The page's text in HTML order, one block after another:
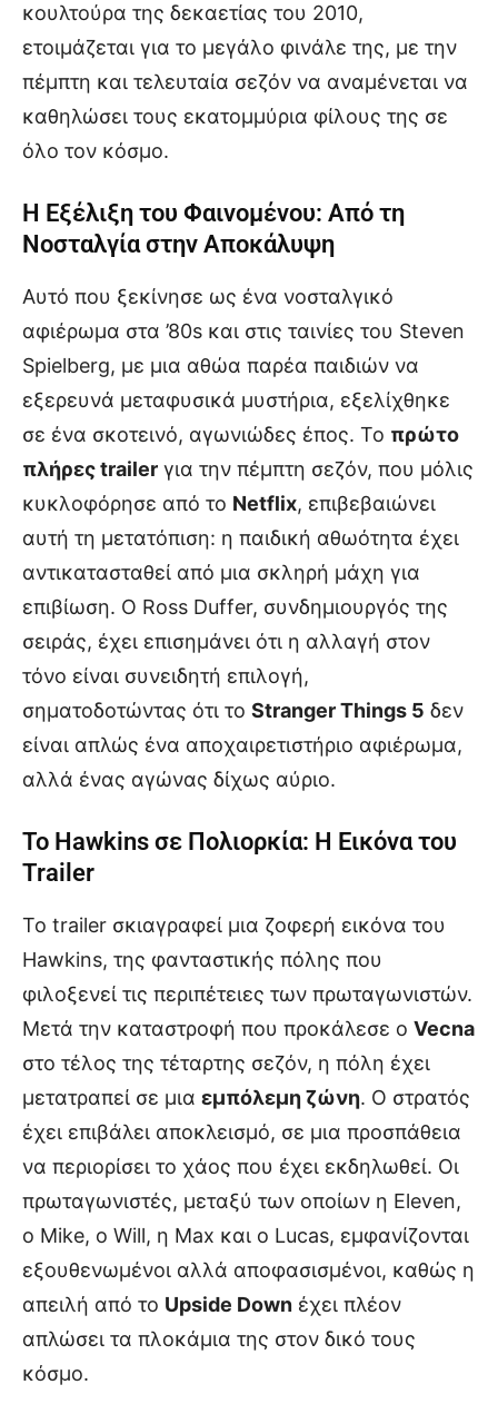
κουλτούρα της δεκαετίας του 2010,
ετοιμάζεται για το μεγάλο φινάλε της, με την
πέμπτη και τελευταία σεζόν να αναμένεται να
καθηλώσει τους εκατομμύρια φίλους της σε
όλο τον κόσμο.
Η Εξέλιξη του Φαινομένου: Από τη
Νοσταλγία στην Αποκάλυψη
Αυτό που ξεκίνησε ως ένα νοσταλγικό
αφιέρωμα στα ’80s και στις ταινίες του Steven
Spielberg, με μια αθώα παρέα παιδιών να
εξερευνά μεταφυσικά μυστήρια, εξελίχθηκε
σε ένα σκοτεινό, αγωνιώδες έπος. Το πρώτο
πλήρες trailer για την πέμπτη σεζόν, που μόλις
κυκλοφόρησε από το Netflix, επιβεβαιώνει
αυτή τη μετατόπιση: η παιδική αθωότητα έχει
αντικατασταθεί από μια σκληρή μάχη για
επιβίωση. Ο Ross Duffer, συνδημιουργός της
σειράς, έχει επισημάνει ότι η αλλαγή στον
τόνο είναι συνειδητή επιλογή,
σηματοδοτώντας ότι το Stranger Things 5 δεν
είναι απλώς ένα αποχαιρετιστήριο αφιέρωμα,
αλλά ένας αγώνας δίχως αύριο.
Το Hawkins σε Πολιορκία: Η Εικόνα του
Trailer
Το trailer σκιαγραφεί μια ζοφερή εικόνα του
Hawkins, της φανταστικής πόλης που
φιλοξενεί τις περιπέτειες των πρωταγωνιστών.
Μετά την καταστροφή που προκάλεσε ο Vecna
στο τέλος της τέταρτης σεζόν, η πόλη έχει
μετατραπεί σε μια εμπόλεμη ζώνη. Ο στρατός
έχει επιβάλει αποκλεισμό, σε μια προσπάθεια
να περιορίσει το χάος που έχει εκδηλωθεί. Οι
πρωταγωνιστές, μεταξύ των οποίων η Eleven,
ο Mike, ο Will, η Max και ο Lucas, εμφανίζονται
εξουθενωμένοι αλλά αποφασισμένοι, καθώς η
απειλή από το Upside Down έχει πλέον
απλώσει τα πλοκάμια της στον δικό τους
κόσμο.